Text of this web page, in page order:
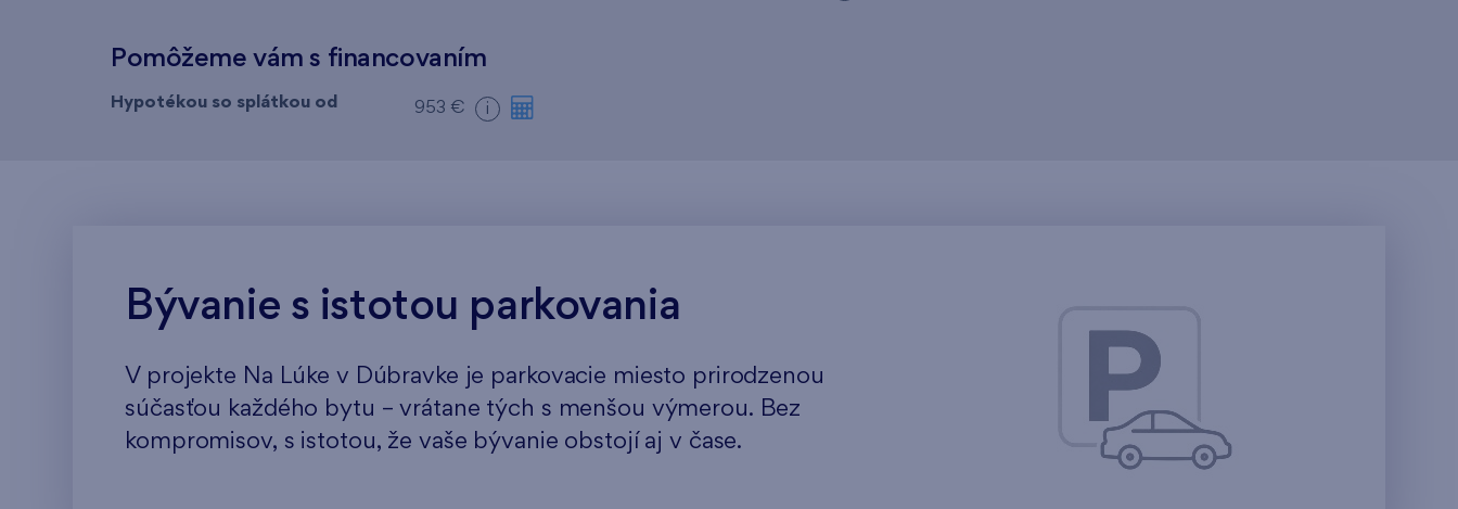
Pomôžeme vám s financovaním
Hypotékou so splátkou od 953 € i
Bývanie s istotou parkovania
V projekte Na Lúke v Dúbravke je parkovacie miesto prirodzenou
súčasťou každého bytu – vrátane tých s menšou výmerou. Bez
kompromisov, s istotou, že vaše bývanie obstojí aj v čase.